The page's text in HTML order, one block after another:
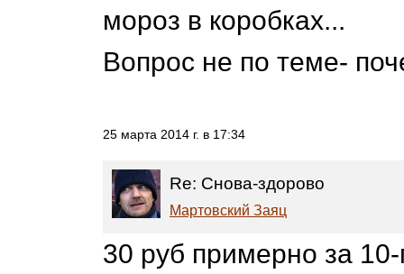
мороз в коробках...
Вопрос не по теме-
25 марта 2014 г. в 17:34
Re: Снова-здорово
Мартовский Заяц
30 руб примерно за